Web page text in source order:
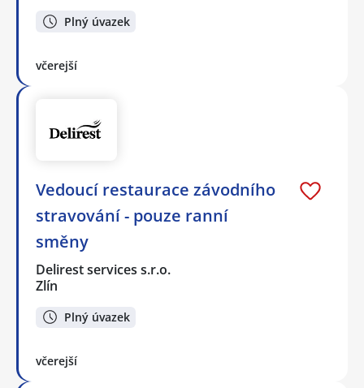
Plný úvazek
včerejší
Vedoucí restaurace závodního
stravování - pouze ranní
směny
Delirest services s.r.o.
Zlín
Plný úvazek
včerejší